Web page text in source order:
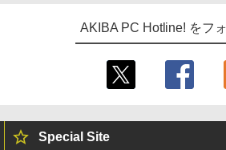
AKIBA PC Hotline! をフ
Special Site